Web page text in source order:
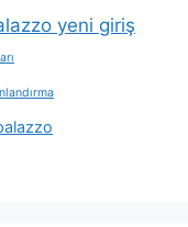
yeni giriş